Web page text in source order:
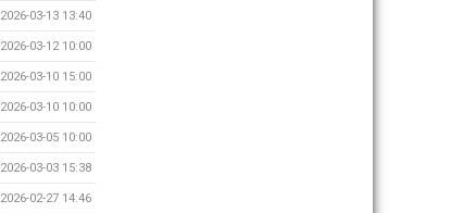
2026-03-13 13:40
2026-03-12 10:00
2026-03-10 15:00
2026-03-10 10:00
2026-03-05 10:00
2026-03-03 15:38
2026-02-27 14:46